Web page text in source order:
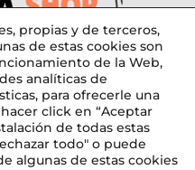
propias y de terceros,
de estas cookies son
de la Web,
analíticas de
para ofrecerle una
click en “Aceptar
de todas estas
todo" o puede
algunas de estas cookies